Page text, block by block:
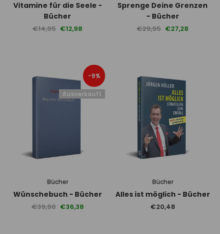
Vitamine für die Seele -
Bücher
€14,95 €12,98
Sprenge Deine Grenzen
- Bücher
€29,95 €27,28
-9%
Ausverkauft
Bücher
Wünschebuch - Bücher
€39,90 €36,38
Bücher
Alles ist möglich - Bücher
€20,48